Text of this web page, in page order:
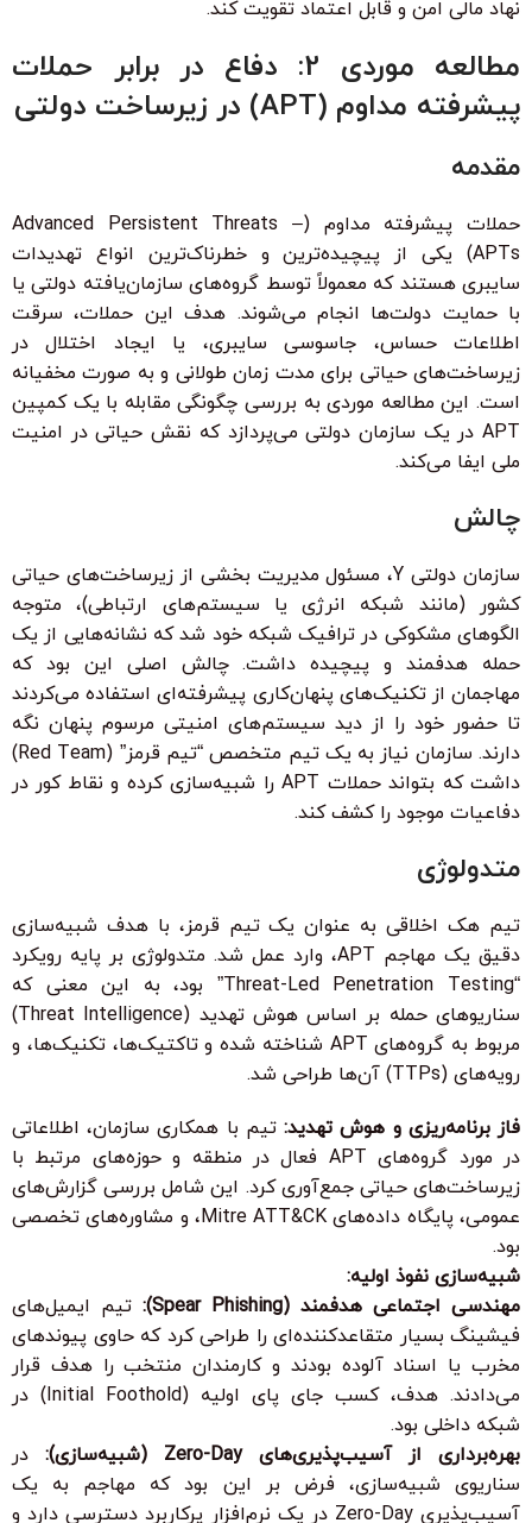
نهاد مالی امن و قابل اعتماد تقویت کند.
مطالعه موردی 2: دفاع در برابر حملات
پیشرفته مداوم (APT) در زیرساخت دولتی
مقدمه
حملات پیشرفته مداوم (Advanced Persistent Threats –
APTs) یکی از پیچیده‌ترین و خطرناک‌ترین انواع تهدیدات
سایبری هستند که معمولاً توسط گروه‌های سازمان‌یافته دولتی یا
با حمایت دولت‌ها انجام می‌شوند. هدف این حملات، سرقت
اطلاعات حساس، جاسوسی سایبری، یا ایجاد اختلال در
زیرساخت‌های حیاتی برای مدت زمان طولانی و به صورت مخفیانه
است. این مطالعه موردی به بررسی چگونگی مقابله با یک کمپین
APT در یک سازمان دولتی می‌پردازد که نقش حیاتی در امنیت
ملی ایفا می‌کند.
چالش
سازمان دولتی Y، مسئول مدیریت بخشی از زیرساخت‌های حیاتی
کشور (مانند شبکه انرژی یا سیستم‌های ارتباطی)، متوجه
الگوهای مشکوکی در ترافیک شبکه خود شد که نشانه‌هایی از یک
حمله هدفمند و پیچیده داشت. چالش اصلی این بود که
مهاجمان از تکنیک‌های پنهان‌کاری پیشرفته‌ای استفاده می‌کردند
تا حضور خود را از دید سیستم‌های امنیتی مرسوم پنهان نگه
دارند. سازمان نیاز به یک تیم متخصص “تیم قرمز” (Red Team)
داشت که بتواند حملات APT را شبیه‌سازی کرده و نقاط کور در
دفاعیات موجود را کشف کند.
متدولوژی
تیم هک اخلاقی به عنوان یک تیم قرمز، با هدف شبیه‌سازی
دقیق یک مهاجم APT، وارد عمل شد. متدولوژی بر پایه رویکرد
“Threat-Led Penetration Testing” بود، به این معنی که
سناریوهای حمله بر اساس هوش تهدید (Threat Intelligence)
مربوط به گروه‌های APT شناخته شده و تاکتیک‌ها، تکنیک‌ها، و
رویه‌های (TTPs) آن‌ها طراحی شد.
فاز برنامه‌ریزی و هوش تهدید:تیم با همکاری سازمان، اطلاعاتی
در مورد گروه‌های APT فعال در منطقه و حوزه‌های مرتبط با
زیرساخت‌های حیاتی جمع‌آوری کرد. این شامل بررسی گزارش‌های
عمومی، پایگاه داده‌های Mitre ATT&CK، و مشاوره‌های تخصصی
بود.
شبیه‌سازی نفوذ اولیه:
مهندسی اجتماعی هدفمند (Spear Phishing):
تیم ایمیل‌های
فیشینگ بسیار متقاعدکننده‌ای را طراحی کرد که حاوی پیوندهای
مخرب یا اسناد آلوده بودند و کارمندان منتخب را هدف قرار
می‌دادند. هدف، کسب جای پای اولیه (Initial Foothold) در
شبکه داخلی بود.
بهره‌برداری از آسیب‌پذیری‌های Zero-Day (شبیه‌سازی):
در
سناریوی شبیه‌سازی، فرض بر این بود که مهاجم به یک
آسیب‌پذیری Zero-Day در یک نرم‌افزار پرکاربرد دسترسی دارد و